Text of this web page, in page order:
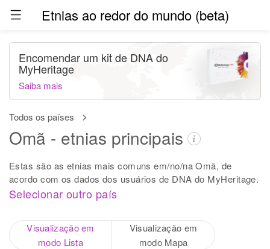
Etnias ao redor do mundo (beta)
Todos os países
Omã - etnias principais
Estas são as etnias mais comuns em/no/na Omã, de
acordo com os dados dos usuários de DNA do MyHeritage.
Selecionar outro país
Encomendar um kit de DNA do
MyHeritage
Saiba mais
Visualização em
modo Lista
Visualização em
modo Mapa